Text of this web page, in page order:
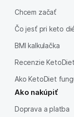
Chcem začať
Čo jesť pri keto
BMI kalkulačka
Recenzie KetoDiet
Ako KetoDiet
Ako nakúpiť
Doprava a platba